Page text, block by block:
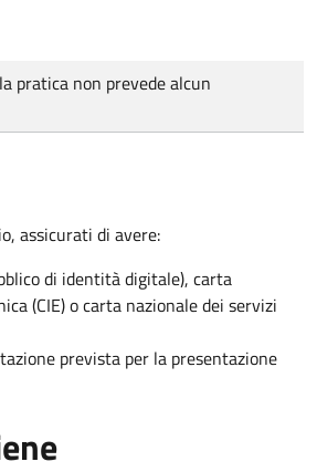
pratica non prevede alcun
assicurati di avere:
di identità digitale), carta
(CIE) o carta nazionale dei servizi
prevista per la presentazione